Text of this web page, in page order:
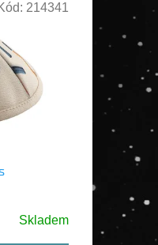
Skladem
214341